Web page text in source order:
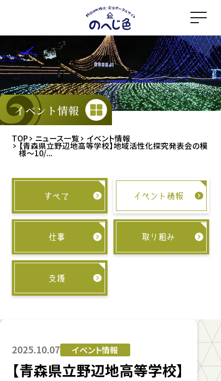
ン
コ
ン
テ
ン
ツ
に
イベント情報
TOP ニュース一覧 イベント情報
【青森県立野辺地高等学校】地域活性化探究発表会の模
様～10/...
すべて イベント情報
仕事 取り組み
支援
2025.10.07 イベント情報
【青森県立野辺地高等学校】